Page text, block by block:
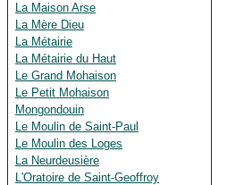
La Maison Arse
La Mère Dieu
La Métairie
La Métairie du Haut
Le Grand Mohaison
Le Petit Mohaison
Mongondouin
Le Moulin de Saint-Paul
Le Moulin des Loges
La Neurdeusière
L'Oratoire de Saint-Geoffroy